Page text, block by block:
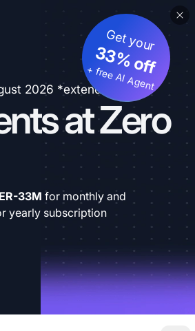
2026 *extended
at Zero
Get your
33% off
+ free AI Agent
33M for monthly and
yearly subscription